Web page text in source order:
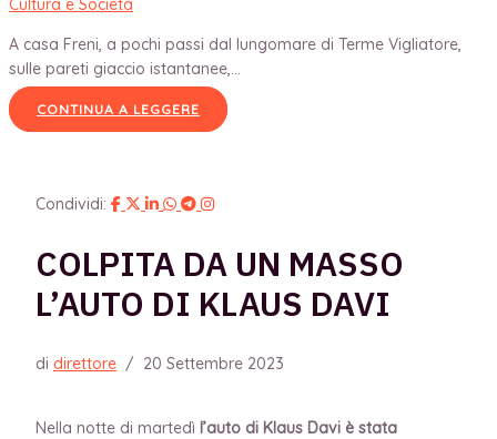
Cultura e Società
A casa Freni, a pochi passi dal lungomare di Terme Vigliatore,
sulle pareti giaccio istantanee,...
CONTINUA A LEGGERE
Condividi:
COLPITA DA UN MASSO
L’AUTO DI KLAUS DAVI
di direttore / 20 Settembre 2023
Nella notte di martedì l’auto di Klaus Davi è stata